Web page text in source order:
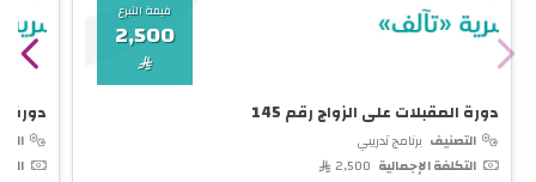
قيمة التبرع
2,500

دورة المقبلات على الزواج رقم 145
التصنيف برنامج تدريبي
التكلفة الإجمالية
دورة